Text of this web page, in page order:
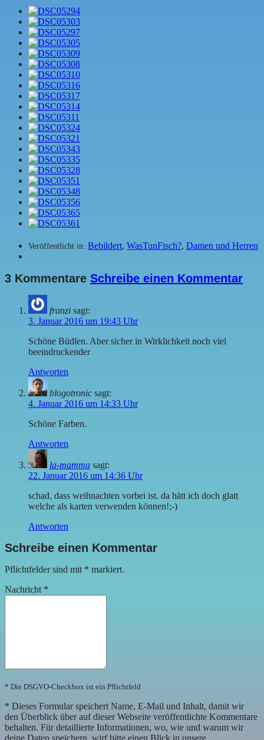
Veröffentlicht in: Bebildert, WasTunFisch?, Damen und Herren
3 Kommentare Schreibe einen Kommentar
franzi sagt:
3. Januar 2016 um 19:43 Uhr
Schöne Büdlen. Aber sicher in Wirklichkeit noch viel
beeindruckender
Antworten
blogotronic sagt:
4. Januar 2016 um 14:33 Uhr
Schöne Farben.
Antworten
la-mamma sagt:
22. Januar 2016 um 14:36 Uhr
schad, dass weihnachten vorbei ist. da hätt ich doch glatt
welche als karten verwenden können!;-)
Antworten
Schreibe einen Kommentar
Pflichtfelder sind mit * markiert.
Nachricht *
* Die DSGVO-Checkbox ist ein Pflichtfeld
* Dieses Formular speichert Name, E-Mail und Inhalt, damit wir
den Überblick über auf dieser Webseite veröffentlichte Kommentare
behalten. Für detaillierte Informationen, wo, wie und warum wir